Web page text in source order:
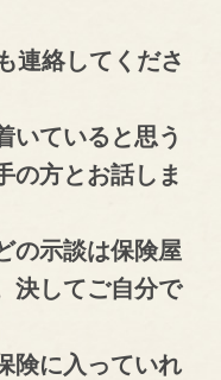
連絡してくださ
ていると思う
の方とお話しま
の示談は保険屋
決してご自分で
険に入っていれ